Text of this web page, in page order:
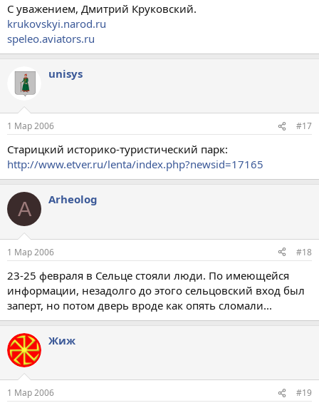
С уважением, Дмитрий Круковский.
krukovskyi.narod.ru
speleo.aviators.ru
unisys
1 Мар 2006 #17
Старицкий историко-туристический парк:
http://www.etver.ru/lenta/index.php?newsid=17165
A Arheolog
1 Мар 2006 #18
23-25 февраля в Сельце стояли люди. По имеющейся
информации, незадолго до этого сельцовский вход был
заперт, но потом дверь вроде как опять сломали...
Жиж
1 Мар 2006 #19